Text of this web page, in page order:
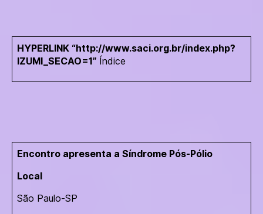
HYPERLINK “http://www.saci.org.br/index.php?
IZUMI_SECAO=1” Índice
Encontro apresenta a Síndrome Pós-Pólio
Local
São Paulo-SP